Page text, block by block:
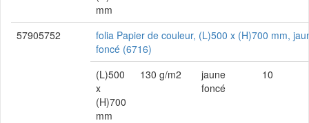
mm
57905752
folia Papier de couleur, (L)500 x (H)700 mm,
foncé (6716)
(L)500
x
(H)700
mm
130 g/m2
jaune
foncé
10